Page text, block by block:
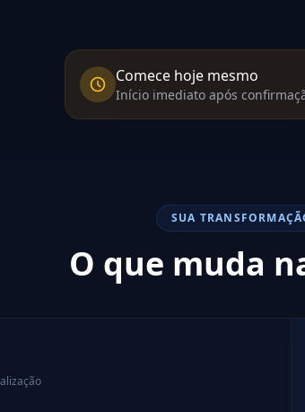
Comece hoje mesmo
Início imediato após
SUA
O que muda